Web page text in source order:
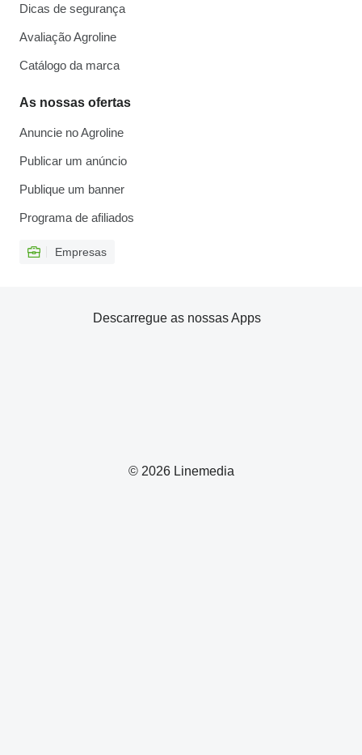
Dicas de segurança
Avaliação Agroline
Catálogo da marca
As nossas ofertas
Anuncie no Agroline
Publicar um anúncio
Publique um banner
Programa de afiliados
Empresas
© 2026 Linemedia
Descarregue as nossas Apps